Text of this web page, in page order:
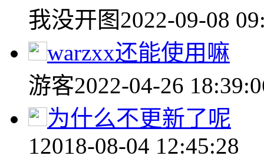
我没开图2022-09-08
warzxx还能使用嘛
游客2022-04-26
为什么不更新了呢
12018-08-04 12:45:28